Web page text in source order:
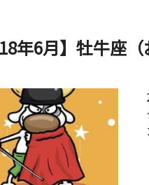
年6月】牡牛座